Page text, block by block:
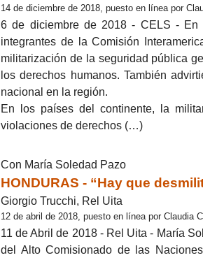
14 de diciembre de 2018, puesto en línea por
6 de diciembre de 2018 - CELS - En
integrantes de la Comisión
militarización de la seguridad pública
los derechos humanos. También
nacional en la región.
En los países del continente, la
violaciones de derechos (…)
Con María Soledad Pazo
HONDURAS - “Hay que
Giorgio Trucchi, Rel Uita
12 de abril de 2018, puesto en línea por Claudia
11 de Abril de 2018 - Rel Uita - María
del Alto Comisionado de las